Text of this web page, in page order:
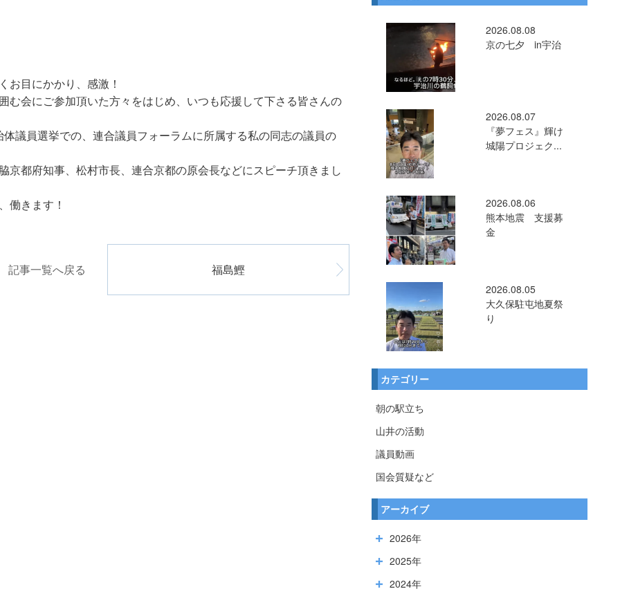
お目にかかり、感激！
む会にご参加頂いた方々をはじめ、いつも応援して下さる皆さんの
議員選挙での、連合議員フォーラムに所属する私の同志の議員の
京都府知事、松村市長、連合京都の原会長などにスピーチ頂きまし
働きます！
記事一覧へ戻る 福島鰹
2026.08.08
京の七夕 in宇治
2026.08.07
『夢フェス』輝け
城陽プロジェク...
2026.08.06
熊本地震 支援募
金
2026.08.05
大久保駐屯地夏祭
り
カテゴリー
朝の駅立ち
山井の活動
議員動画
国会質疑など
アーカイブ
2026年
2025年
2024年